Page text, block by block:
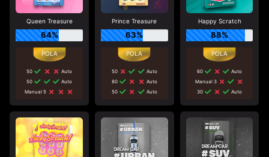
Queen Treasure
64%
50
Auto
50
Auto
Manual 5
Prince Treasure
63%
50
Auto
80
Auto
50
Auto
Happy Scratch
88%
60
Auto
Manual 3
30
Auto